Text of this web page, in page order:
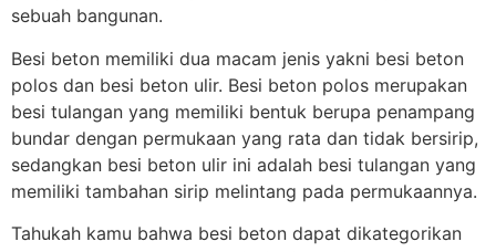
sebuah bangunan.
Besi beton memiliki dua macam jenis yakni besi beton
polos dan besi beton ulir. Besi beton polos merupakan
besi tulangan yang memiliki bentuk berupa penampang
bundar dengan permukaan yang rata dan tidak bersirip,
sedangkan besi beton ulir ini adalah besi tulangan yang
memiliki tambahan sirip melintang pada permukaannya.
Tahukah kamu bahwa besi beton dapat dikategorikan